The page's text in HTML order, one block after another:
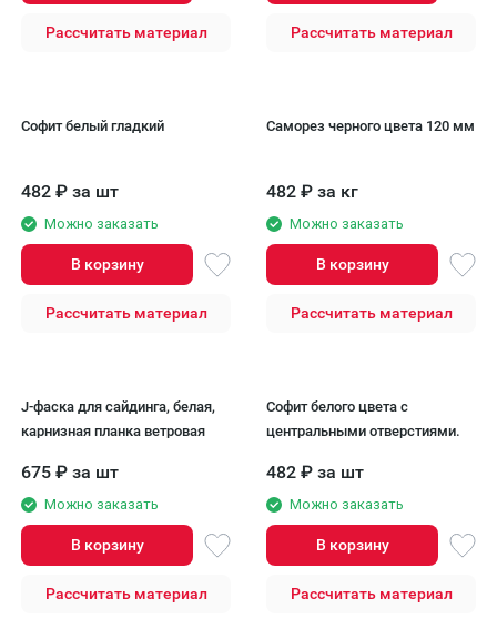
Рассчитать материал Рассчитать материал
Софит белый гладкий
482 ₽ за шт
Можно заказать
В корзину
Рассчитать материал
Саморез черного цвета 120 мм
482 ₽ за кг
Можно заказать
В корзину
Рассчитать материал
J-фаска для сайдинга, белая,
карнизная планка ветровая
675 ₽ за шт
Можно заказать
В корзину
Рассчитать материал
Софит белого цвета с
центральными отверстиями.
482 ₽ за шт
Можно заказать
В корзину
Рассчитать материал